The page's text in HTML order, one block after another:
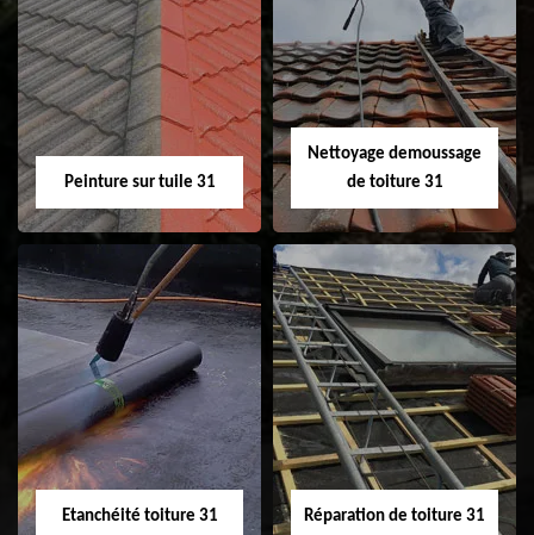
Nettoyage et
ravalement de
façade 31
Isolation toiture 31
Peinture sur tuile 31
Peinture sur tuile
31
Nettoyage demoussage
de toiture 31
Nettoyage
demoussage de
toiture 31
Etanchéité toiture 31 Réparation de toiture 31